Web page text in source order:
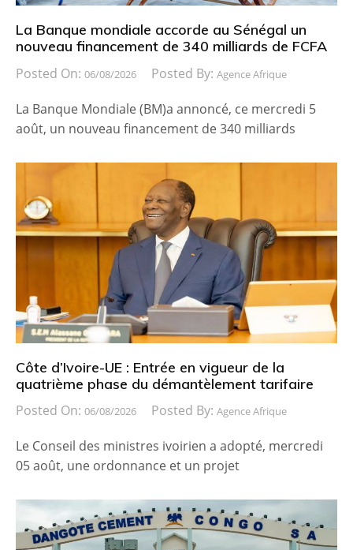
La Banque mondiale accorde au Sénégal un
nouveau financement de 340 milliards de FCFA
Posted On: 06/08/2026 Posted By: Agence Afrique
La Banque Mondiale (BM)a annoncé, ce mercredi 5
août, un nouveau financement de 340 milliards
Côte d’Ivoire-UE : Entrée en vigueur de la
quatrième phase du démantèlement tarifaire
Posted On: 06/08/2026 Posted By: Agence Afrique
Le Conseil des ministres ivoirien a adopté, mercredi
05 août, une ordonnance et un projet